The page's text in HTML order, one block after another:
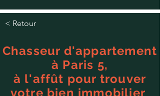
< Retour
Chasseur d'appartement
à Paris 5,
à l'affût pour trouver
votre bien immobilier